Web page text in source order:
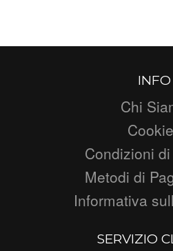
INFO
Chi
Condizioni
Metodi di
Informativa
SERVIZIO